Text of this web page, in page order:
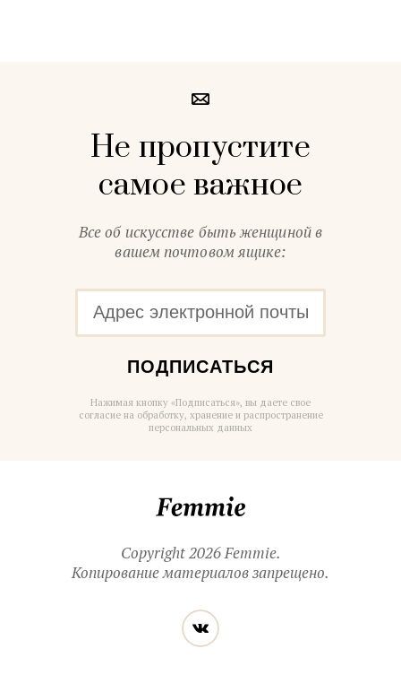
Не пропустите
самое важное
Все об искусстве быть женщиной в
вашем почтовом ящике:
ПОДПИСАТЬСЯ
Нажимая кнопку «Подписаться», вы даете свое
согласие на обработку, хранение и распространение
персональных данных
Copyright 2026 Femmie.
Копирование материалов запрещено.
Читайте
нас
в социальных